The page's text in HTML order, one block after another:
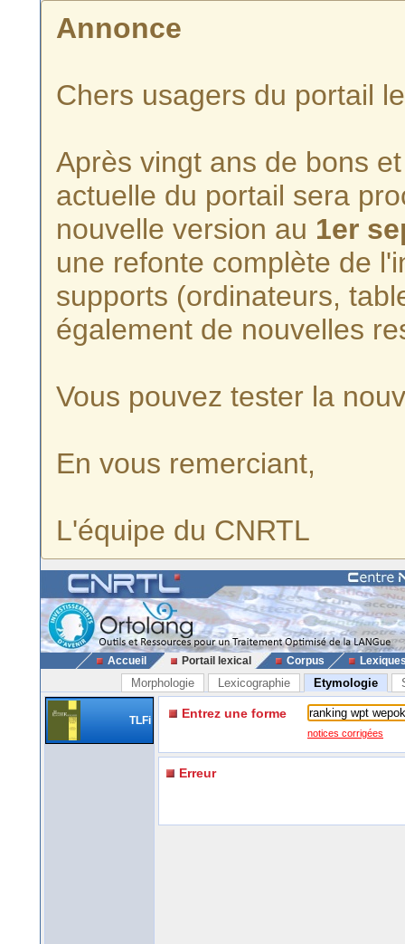
Annonce
Chers usagers du portail
Après vingt ans de bons
actuelle du portail sera
nouvelle version au 1er
une refonte complète de
supports (ordinateurs,
également de nouvelles
Vous pouvez tester la
En vous remerciant,
L'équipe du CNRTL
Accueil Portail lexical Corpus
Morphologie Lexicographie Etymologie
TLFi Entrez une forme
notices corrigées
Erreur